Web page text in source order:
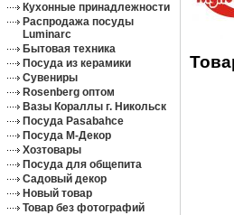
Кухонные принадлежности
Распродажа посуды
Luminarc
Бытовая техника
Посуда из керамики
Сувениры
Rosenberg оптом
Вазы Кораллы г. Никольск
Посуда Pasabahce
Посуда М-Декор
Хозтовары
Посуда для общепита
Садовый декор
Новый товар
Товар без фотографий